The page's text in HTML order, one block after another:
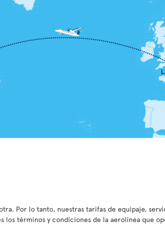
Por lo tanto, nuestras tarifas de equipaje,
términos y condiciones de la aerolínea que